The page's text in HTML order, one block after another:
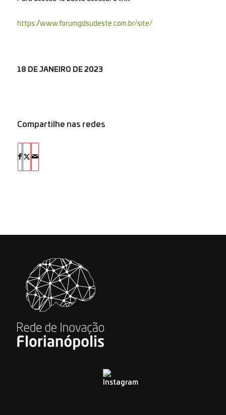
https://www.forumgdsudeste.com.br/site/
18 DE JANEIRO DE 2023
Compartilhe nas redes